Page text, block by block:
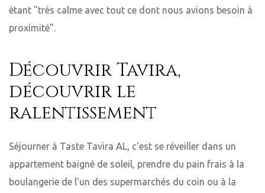
étant "très calme avec tout ce dont nous avions besoin à
proximité".
Découvrir Tavira,
découvrir le
ralentissement
Séjourner à Taste Tavira AL, c'est se réveiller dans un
appartement baigné de soleil, prendre du pain frais à la
boulangerie de l'un des supermarchés du coin ou à la